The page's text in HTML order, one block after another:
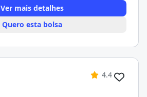
Ver mais detalhes
Quero esta bolsa
4.4